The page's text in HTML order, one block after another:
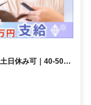
日休み可｜40-50代